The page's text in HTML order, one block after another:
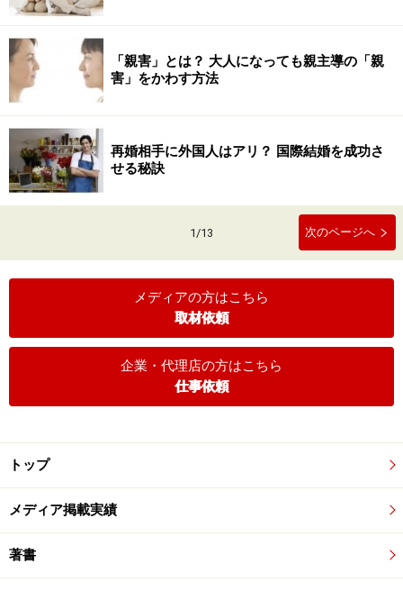
「親害」とは？ 大人になっても親主導の「親
害」をかわす方法
再婚相手に外国人はアリ？ 国際結婚を成功さ
せる秘訣
1/13 次のページへ
メディアの方はこちら
取材依頼
企業・代理店の方はこちら
仕事依頼
トップ
メディア掲載実績
著書